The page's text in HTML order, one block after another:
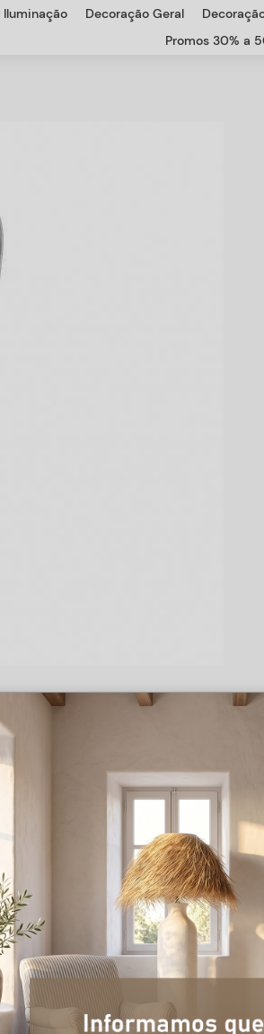
Iluminação Decoração Geral
Promos 30% a